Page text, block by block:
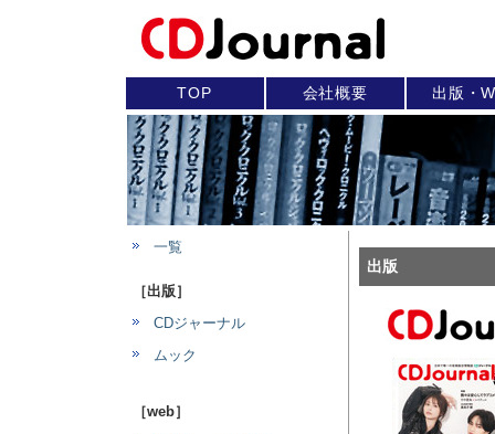
TOP 会社概要 出版・
一覧
［出版］
CDジャーナル
ムック
［web］
出版